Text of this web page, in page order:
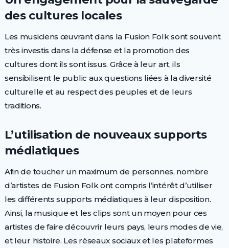
des cultures locales
Les musiciens œuvrant dans la Fusion Folk sont souvent
très investis dans la défense et la promotion des
cultures dont ils sont issus. Grâce à leur art, ils
sensibilisent le public aux questions liées à la diversité
culturelle et au respect des peuples et de leurs
traditions.
L’utilisation de nouveaux supports
médiatiques
Afin de toucher un maximum de personnes, nombre
d’artistes de Fusion Folk ont compris l’intérêt d’utiliser
les différents supports médiatiques à leur disposition.
Ainsi, la musique et les clips sont un moyen pour ces
artistes de faire découvrir leurs pays, leurs modes de vie,
et leur histoire. Les réseaux sociaux et les plateformes